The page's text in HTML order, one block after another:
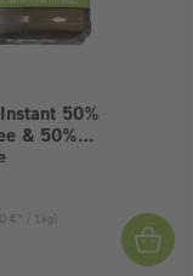
50%
& 50%
€* / 1kg)